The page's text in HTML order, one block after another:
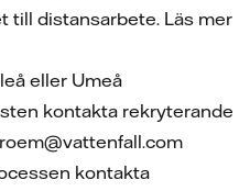
till distansarbete. Läs mer
eller Umeå
kontakta rekryterande
kontakta